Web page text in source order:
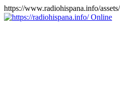
https://www.radiohispana.info/
Online